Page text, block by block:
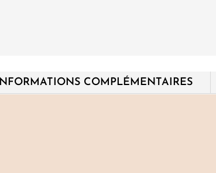
INFORMATIONS COMPLÉMENTAIRES